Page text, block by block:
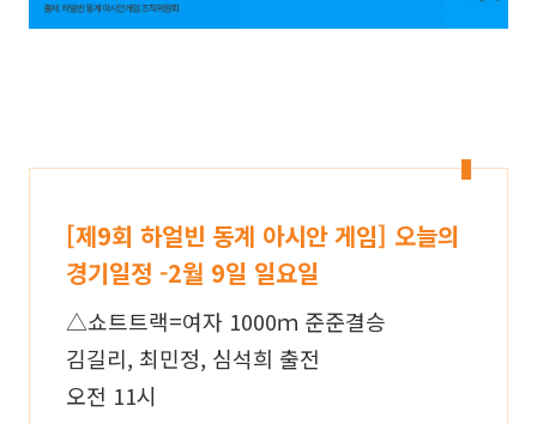
[제9회 하얼빈 동계 아시안 게임] 오늘의
경기일정 -2월 9일 일요일
△쇼트트랙=여자 1000ｍ 준준결승
김길리, 최민정, 심석희 출전
오전 11시